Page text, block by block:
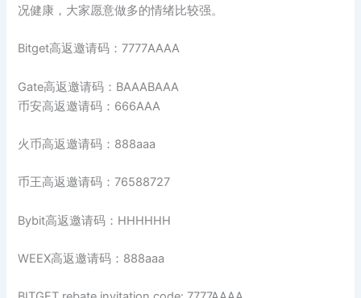
况健康，大家愿意做多的情绪比较强。
Bitget高返邀请码：7777AAAA
Gate高返邀请码：BAAABAAA
币安高返邀请码：666AAA
火币高返邀请码：888aaa
币王高返邀请码：76588727
Bybit高返邀请码：HHHHHH
WEEX高返邀请码：888aaa